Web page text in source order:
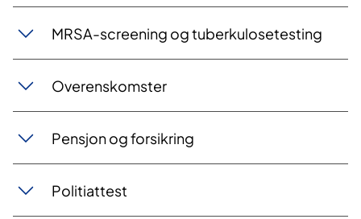
MRSA-screening og tuberkulosetesting
Ov​​erens​​komster
​Pensjon og​​ fo​​rsikring
​Politia​t​test